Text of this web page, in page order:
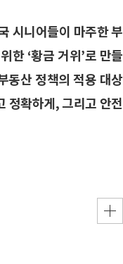
시니어들이 마주한 부
한 ‘황금 거위’로 만들
동산 정책의 적용 대상
정확하게, 그리고 안전